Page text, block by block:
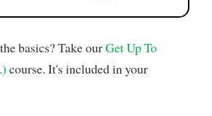
basics? Take ourGet Up To
course. It's included in your